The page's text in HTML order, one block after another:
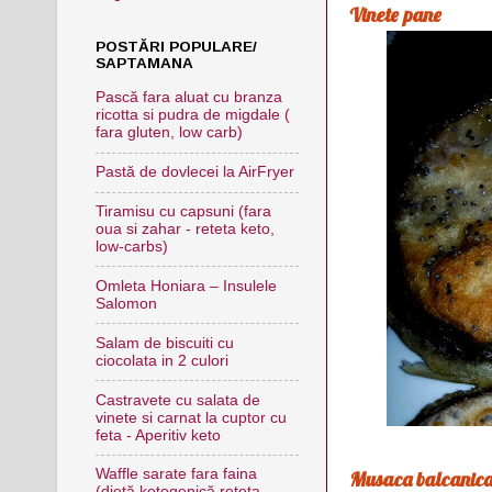
Vinete pane
Musaca balcanica
POSTĂRI POPULARE/
SAPTAMANA
Pască fara aluat cu branza
ricotta si pudra de migdale (
fara gluten, low carb)
Pastă de dovlecei la AirFryer
Tiramisu cu capsuni (fara
oua si zahar - reteta keto,
low-carbs)
Omleta Honiara – Insulele
Salomon
Salam de biscuiti cu
ciocolata in 2 culori
Castravete cu salata de
vinete si carnat la cuptor cu
feta - Aperitiv keto
Waffle sarate fara faina